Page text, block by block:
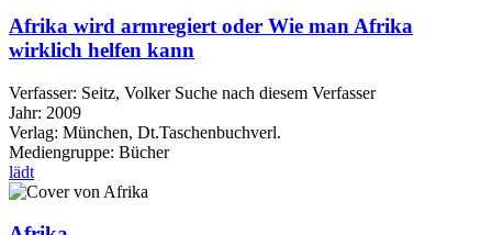
Afrika wird armregiert oder Wie man Afrika
wirklich helfen kann
Verfasser: Seitz, Volker Suche nach diesem Verfasser
Jahr: 2009
Verlag: München, Dt.Taschenbuchverl.
Mediengruppe: Bücher
lädt